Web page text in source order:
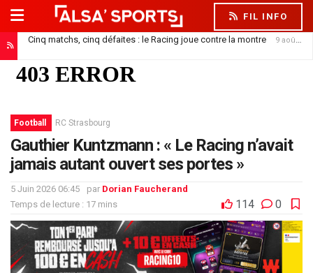
FIL INFO
Cinq matchs, cinq défaites : le Racing joue contre la montre 9 août 2026
Football RC Strasbourg
Gauthier Kuntzmann : « Le Racing n’avait
jamais autant ouvert ses portes »
5 Juin 2026 06:45 par Dorian Faucherand
Temps de lecture : 17 mins
114 0